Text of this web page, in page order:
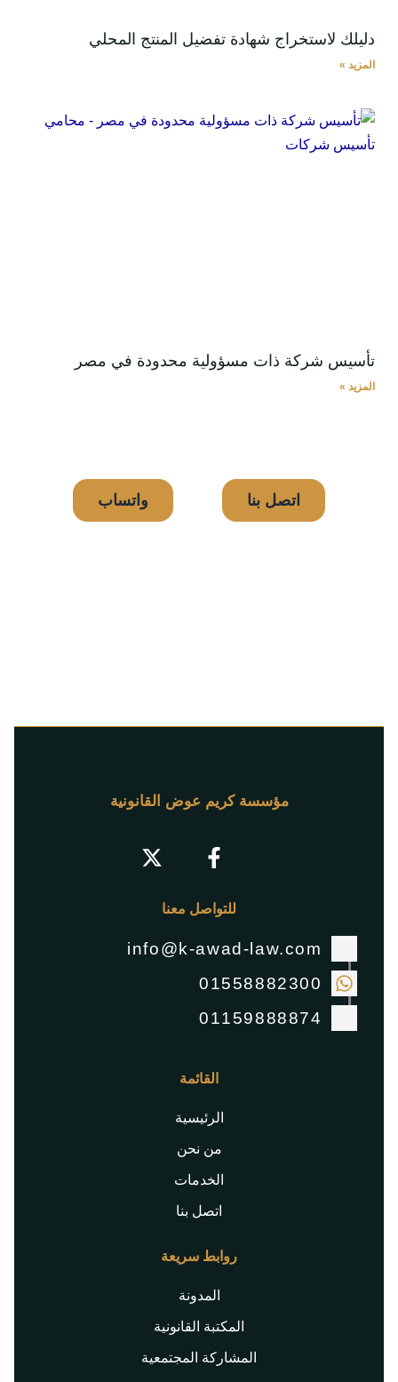
دليلك لاستخراج شهادة تفضيل المنتج المحلي
المزيد »
تأسيس شركة ذات مسؤولية محدودة في مصر
المزيد »
واتساب اتصل بنا
مؤسسة كريم عوض القانونية
للتواصل معنا
info@k-awad-law.com
01558882300
01159888874
القائمة
الرئيسية
من نحن
الخدمات
اتصل بنا
روابط سريعة
المدونة
المكتبة القانونية
المشاركة المجتمعية